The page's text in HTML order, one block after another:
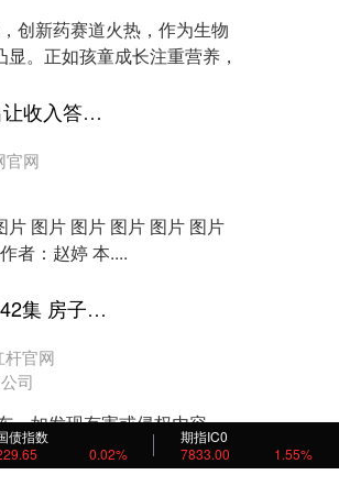
创新药赛道火热，作为生物
。正如孩童成长注重营养，
垒富优配平台 请收好这份国有土地使用权出让收入答疑集
官网
图片 图片 图片 图片 图片
者：赵婷 本....
股票配资首选官网 【纪录片】拍案说法 第242集 房子房租无着落开发商如此不靠谱？
杆官网
司
，如发现有害或侵权内容，
债指数
0.02%
期指IC0
7833.00
1.55%